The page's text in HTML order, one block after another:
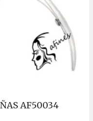
AF50034